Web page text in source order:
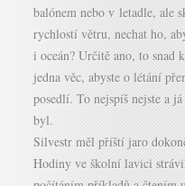
balónem nebo v letadle, ale
rychlostí větru, nechat ho,
i oceán? Určitě ano, to snad
jedna věc, abyste o létání
posedlí. To nejspíš nejste a
byl.
Silvestr měl příští jaro
Hodiny ve školní lavici